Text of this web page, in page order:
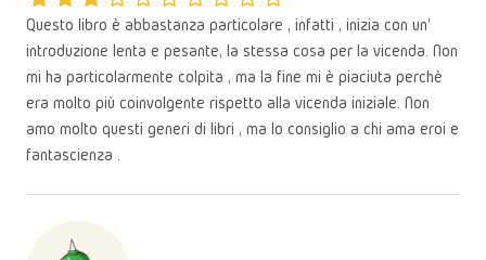
Questo libro è abbastanza particolare , infatti , inizia con un'
introduzione lenta e pesante, la stessa cosa per la vicenda. Non
mi ha particolarmente colpita , ma la fine mi è piaciuta perchè
era molto più coinvolgente rispetto alla vicenda iniziale. Non
amo molto questi generi di libri , ma lo consiglio a chi ama eroi e
fantascienza .